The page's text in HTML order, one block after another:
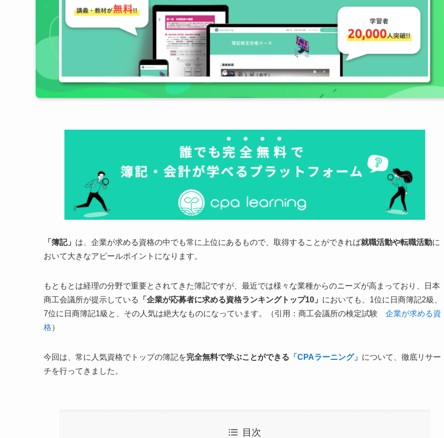
「簿記」 は、企業が求める資格の中でも常に上位にあるもので、取得することができれば就職活動や転職活動に
おいて大きなアピールポイントになります。
もともとは経理の分野で重要とされてきた簿記ですが、最近では様々な業種からのニーズが高まっており、日本
商工会議所が提示している
「企業が応募者に求める資格ランキングトップ10」 においても、1位に日商簿記2級、
7位に日商簿記1級と、その人気は絶大なものになっています。（引用：商工会議所の検定試験 企業が求める資
格）
今回は、常に人気資格でトップの簿記を完全無料で学ぶことができる 「CPAラーニング」 について、徹底リサー
チを行ってきました。
目次